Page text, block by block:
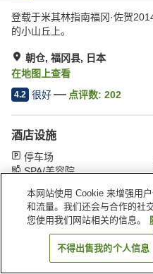
登载于米其林指南福冈·佐贺
的小山丘上。
朝仓, 福冈县, 日本
在地图上查看
4.2 很好 点评数: 202
酒店设施
停车场
SPA/美容院
首页 日本 福冈县 朝仓
搜
本网站使用 Cookie 来增强用
和流量。我们还会与合作的社
您使用我们网站相关的信息。
不得出售我的个人信息